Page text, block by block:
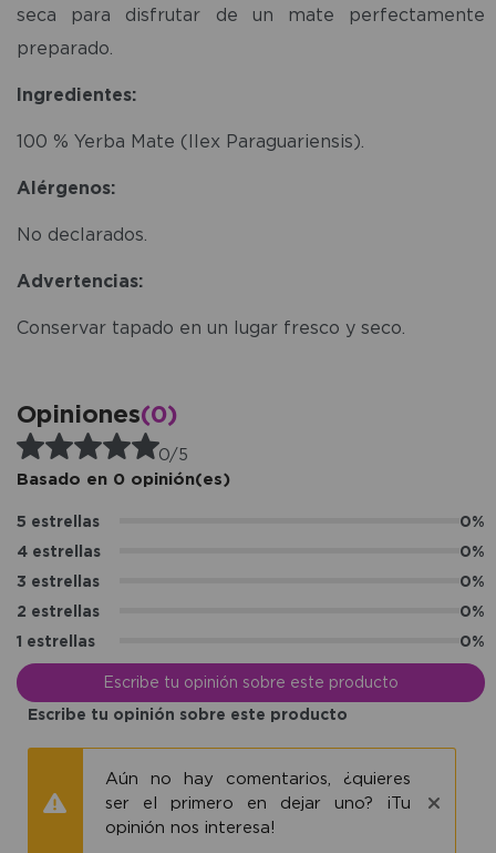
seca para disfrutar de un mate perfectamente
preparado.
Ingredientes:
100 % Yerba Mate (Ilex Paraguariensis).
Alérgenos:
No declarados.
Advertencias:
Conservar tapado en un lugar fresco y seco.
Opiniones(0)
0/5
Basado en 0 opinión(es)
5 estrellas
0%
4 estrellas
0%
3 estrellas
0%
2 estrellas
0%
1 estrellas
0%
Escribe tu opinión sobre este producto
Escribe tu opinión sobre este producto
Aún no hay comentarios, ¿quieres
ser el primero en dejar uno? ¡Tu
opinión nos interesa!